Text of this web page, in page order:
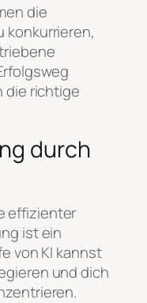
die
konkurrieren,
die richtige
durch
effizienter
ist ein
von KI kannst
und dich